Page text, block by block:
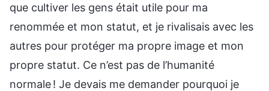
que cultiver les gens était utile pour ma
renommée et mon statut, et je rivalisais avec les
autres pour protéger ma propre image et mon
propre statut. Ce n’est pas de l’humanité
normale ! Je devais me demander pourquoi je